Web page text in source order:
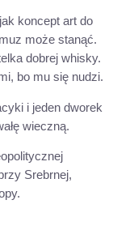
koncept art do
może stanąć.
dobrej whisky.
bo mu się nudzi.
i jeden dworek
wieczną.
Srebrnej,